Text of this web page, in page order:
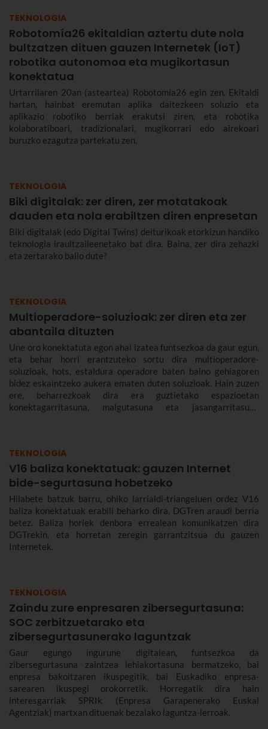
TEKNOLOGIA
Robotomía26 ekitaldian aztertu dute nola
bultzatzen dituen gauzen Internetek (IoT)
robotika autonomoa eta mugikortasun
konektatua
Urtarrilaren 20an (asteartea) Robotomía26 egin zen. Ekitaldi
hartan, hainbat eremutan aplika daitezkeen soluzio eta
aplikazio robotiko berriak erakutsi ziren, eta robotika
kolaboratiboari, tradizionalari, mugikorrari edo airekoari
buruzko ezagutza partekatu zen.
TEKNOLOGIA
Biki digitalak: zer diren, zer motatakoak
dauden eta nola erabiltzen diren enpresetan
Biki digitalak (edo Digital Twins) deiturikoak etorkizun handiko
teknologia iraultzaileenetako bat dira. Baina, zer dira zehazki
eta zertarako balio dute?
TEKNOLOGIA
Multioperadore-soluzioak: zer diren eta zer
abantaila dituzten
Une oro konektatuta egon ahal izatea funtsezkoa da gaur egun,
eta behar horri erantzuteko sortu dira multioperadore-
soluzioak, hots, estaldura operadore baten baino gehiagoren
bidez eskaintzeko aukera ematen duten soluzioak. Hain zuzen
ere, beharrezkoak dira era guztietako espazioetan
konektagarritasuna, malgutasuna eta jasangarritasuna
TEKNOLOGIA
V16 baliza konektatuak: gauzen Internet
bide-segurtasuna hobetzeko
Hilabete batzuk barru, ohiko larrialdi-triangeluen ordez V16
baliza konektatuak erabili beharko dira, DGTren araudi berria
betez. Baliza horiek denbora errealean komunikatzen dira
DGTrekin, eta horretan zeregin garrantzitsua du gauzen
Internetek.
TEKNOLOGIA
Zaindu zure enpresaren zibersegurtasuna:
SOC zerbitzuetarako eta
zibersegurtasunerako laguntzak
Gaur egungo ingurune digitalean, funtsezkoa da
zibersegurtasuna zaintzea lehiakortasuna bermatzeko, bai
enpresa bakoitzaren ikuspegitik, bai Euskadiko enpresa-
sarearen ikuspegi orokorretik. Horregatik dira hain
interesgarriak SPRIk (Enpresa Garapenerako Euskal
Agentziak) martxan dituenak bezalako laguntza-lerroak.